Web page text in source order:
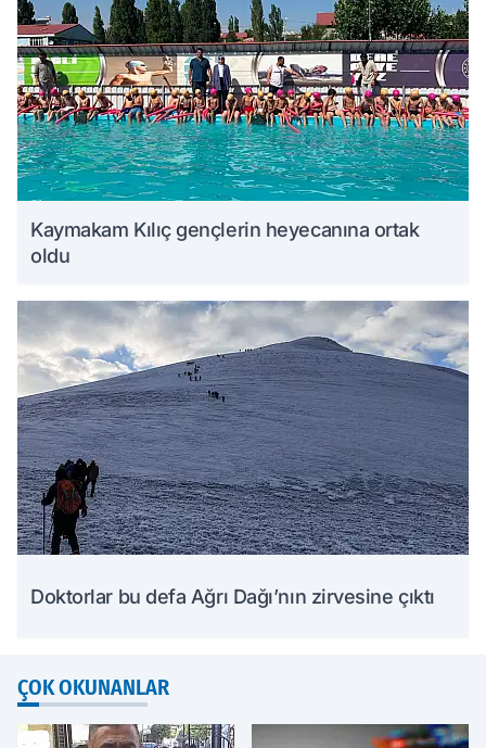
Kaymakam Kılıç gençlerin heyecanına ortak
oldu
Doktorlar bu defa Ağrı Dağı’nın zirvesine çıktı
ÇOK OKUNANLAR